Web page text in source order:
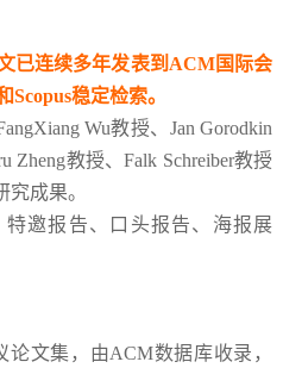
已连续多年发表到ACM国际会
稳定检索。
Wu教授、Jan Gorodkin
Zheng教授、Falk Schreiber教授
成果。
邀报告、口头报告、海报展
论文集，由ACM数据库收录，